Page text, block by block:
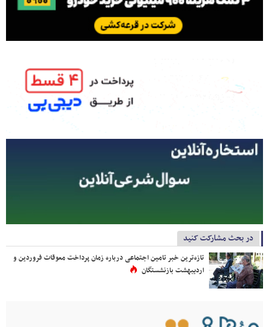
در بحث مشارکت کنید
تازه‌ترین خبر تامین اجتماعی درباره زمان پرداخت معوقات فروردین و
اردیبهشت بازنشستگان